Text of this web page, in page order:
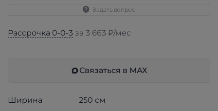
Задать вопрос
Рассрочка 0-0-3 за 3 663 ₽/мес
Связаться в МАХ
Ширина
250 см